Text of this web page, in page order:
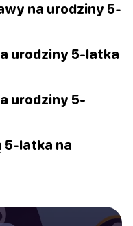
na urodziny 5-
urodziny 5-latka
urodziny 5-
5-latka na